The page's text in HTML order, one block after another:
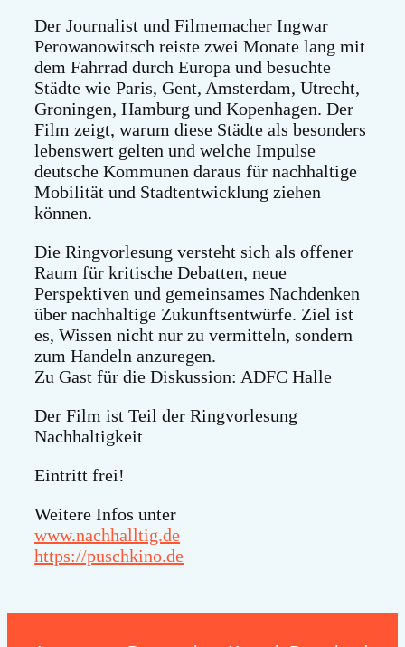
Der Journalist und Filmemacher Ingwar
Perowanowitsch reiste zwei Monate lang mit
dem Fahrrad durch Europa und besuchte
Städte wie Paris, Gent, Amsterdam, Utrecht,
Groningen, Hamburg und Kopenhagen. Der
Film zeigt, warum diese Städte als besonders
lebenswert gelten und welche Impulse
deutsche Kommunen daraus für nachhaltige
Mobilität und Stadtentwicklung ziehen
können.
Die Ringvorlesung versteht sich als offener
Raum für kritische Debatten, neue
Perspektiven und gemeinsames Nachdenken
über nachhaltige Zukunftsentwürfe. Ziel ist
es, Wissen nicht nur zu vermitteln, sondern
zum Handeln anzuregen.
Zu Gast für die Diskussion: ADFC Halle
Der Film ist Teil der Ringvorlesung
Nachhaltigkeit
Eintritt frei!
Weitere Infos unter
www.nachhalltig.de
https://puschkino.de